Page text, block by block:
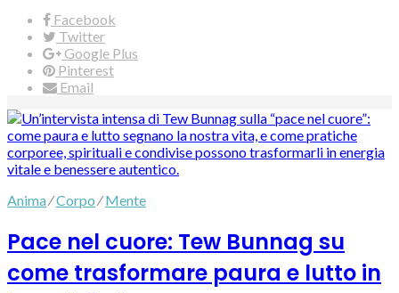
Facebook
Twitter
Google Plus
Pinterest
Email
Anima⁄Corpo⁄Mente
Pace nel cuore: Tew Bunnag su
come trasformare paura e lutto in